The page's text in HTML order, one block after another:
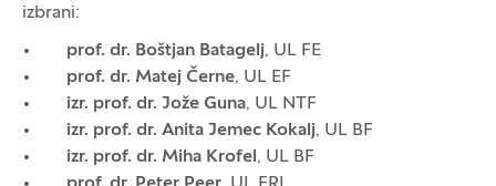
izbrani:
prof. dr. Boštjan Batagelj, UL FE
prof. dr. Matej Černe, UL EF
izr. prof. dr. Jože Guna, UL NTF
izr. prof. dr. Anita Jemec Kokalj, UL BF
izr. prof. dr. Miha Krofel , UL BF